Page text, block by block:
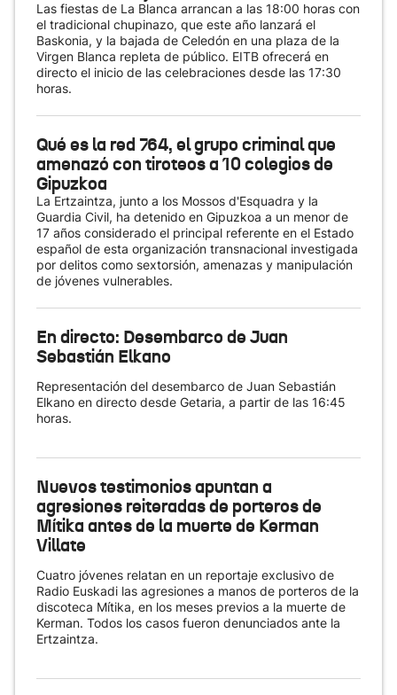
Las fiestas de La Blanca arrancan a las 18:00 horas con
el tradicional chupinazo, que este año lanzará el
Baskonia, y la bajada de Celedón en una plaza de la
Virgen Blanca repleta de público. EITB ofrecerá en
directo el inicio de las celebraciones desde las 17:30
horas.
Qué es la red 764, el grupo criminal que
amenazó con tiroteos a 10 colegios de
Gipuzkoa
La Ertzaintza, junto a los Mossos d'Esquadra y la
Guardia Civil, ha detenido en Gipuzkoa a un menor de
17 años considerado el principal referente en el Estado
español de esta organización transnacional investigada
por delitos como sextorsión, amenazas y manipulación
de jóvenes vulnerables.
En directo: Desembarco de Juan
Sebastián Elkano
Representación del desembarco de Juan Sebastián
Elkano en directo desde Getaria, a partir de las 16:45
horas.
Nuevos testimonios apuntan a
agresiones reiteradas de porteros de
Mítika antes de la muerte de Kerman
Villate
Cuatro jóvenes relatan en un reportaje exclusivo de
Radio Euskadi las agresiones a manos de porteros de la
discoteca Mítika, en los meses previos a la muerte de
Kerman. Todos los casos fueron denunciados ante la
Ertzaintza.